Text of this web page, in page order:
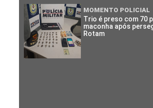
MOMENTO POLICIAL
Trio é preso com 70
maconha após
Rotam